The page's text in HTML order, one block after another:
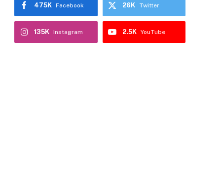
Facebook
475K Twitter
26K
Instagram
135K YouTube
2.5K